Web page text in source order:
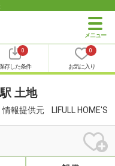
0
存した条件
0
お気に入り
土地
情報提供元 LIFULL HOME'S